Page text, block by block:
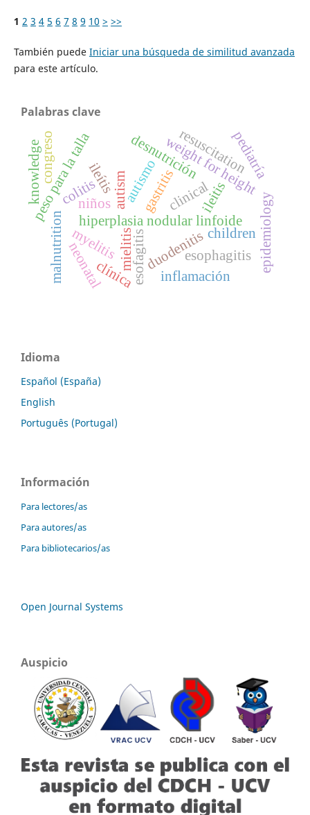
1 2 3 4 5 6 7 8 9 10 > >>
También puede Iniciar una búsqueda de similitud avanzada
para este artículo.
Palabras clave
autismo
hiperplasia nodular linfoide
esofagitis
gastritis
duodenitis
ileítis
colitis autism
esophagitis
ileitis
peso para la talla desnutrición
niños
weight for height
malnutrition children
inflamación
mielitis
pediatría
myelitis
clínica
clinical epidemiology
neonatal
knowledge resuscitation
congreso
Idioma
Español (España)
English
Português (Portugal)
Información
Para lectores/as
Para autores/as
Para bibliotecarios/as
Open Journal Systems
Auspicio